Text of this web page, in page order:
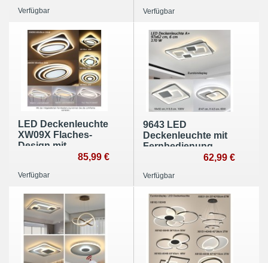
einstellbar Acryl-
lackierter
Metallrahmen
Verfügbar
schwarz oder
Metallrahmen
Verfügbar
LED Deckenleuchte
XW09X Flaches-
Design mit
Fernbedienung
helligkeit einstellbar
85,99 €
Verfügbar
9643 LED
Deckenleuchte mit
Fernbedienung
Acryl-Schirm
lackierter
Metallrahmen
62,99 €
Verfügbar